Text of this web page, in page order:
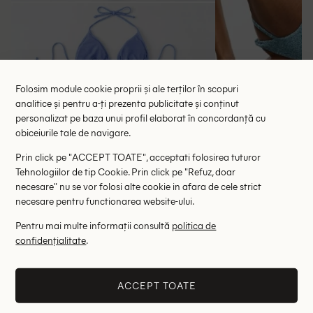
45.00 lei
RRP: 89.00 lei
Folosim module cookie proprii și ale terților în scopuri
analitice și pentru a-ți prezenta publicitate și conținut
personalizat pe baza unui profil elaborat în concordanță cu
obiceiurile tale de navigare.
Prin click pe "ACCEPT TOATE", acceptati folosirea tuturor
Tehnologiilor de tip Cookie. Prin click pe "Refuz, doar
necesare" nu se vor folosi alte cookie in afara de cele strict
necesare pentru functionarea website-ului.
Pentru mai multe informații consultă politica de
confidențialitate.
ACCEPT TOATE